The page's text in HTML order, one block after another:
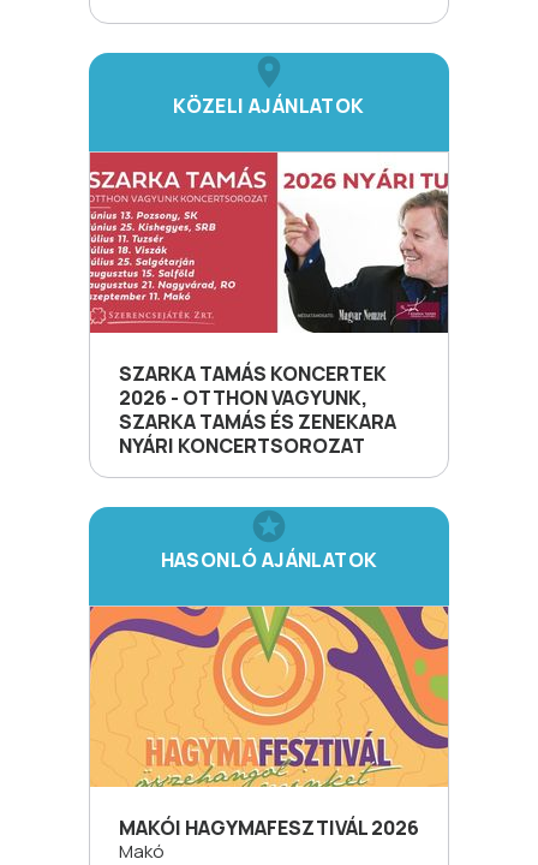
KÖZELI AJÁNLATOK
SZARKA TAMÁS KONCERTEK
2026 - OTTHON VAGYUNK,
SZARKA TAMÁS ÉS ZENEKARA
NYÁRI KONCERTSOROZAT
HASONLÓ AJÁNLATOK
MAKÓI HAGYMAFESZTIVÁL 2026
Makó